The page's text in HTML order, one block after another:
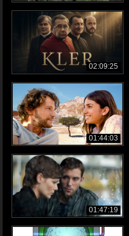
02:09:25
01:44:03
01:47:19